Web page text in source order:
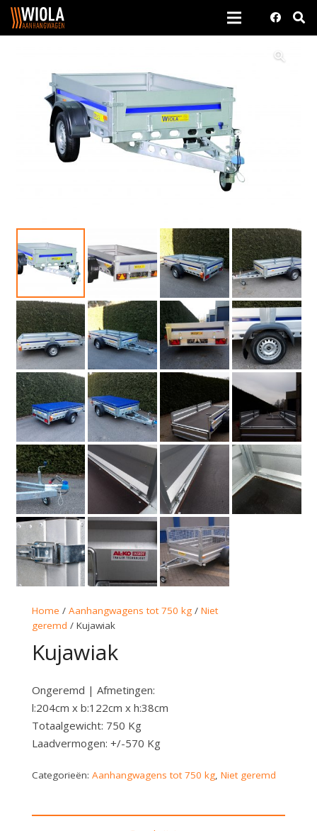
Home / Aanhangwagens tot 750 kg / Niet
geremd / Kujawiak
Kujawiak
Ongeremd | Afmetingen:
l:204cm x b:122cm x h:38cm
Totaalgewicht: 750 Kg
Laadvermogen: +/-570 Kg
Categorieën: Aanhangwagens tot 750 kg, Niet geremd